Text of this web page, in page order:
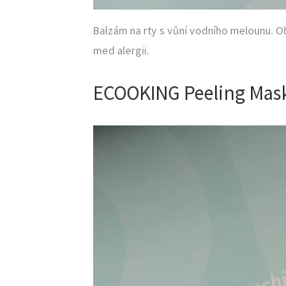
Balzám na rty s vůní vodního melounu.
med alergii.
ECOOKING Peeling